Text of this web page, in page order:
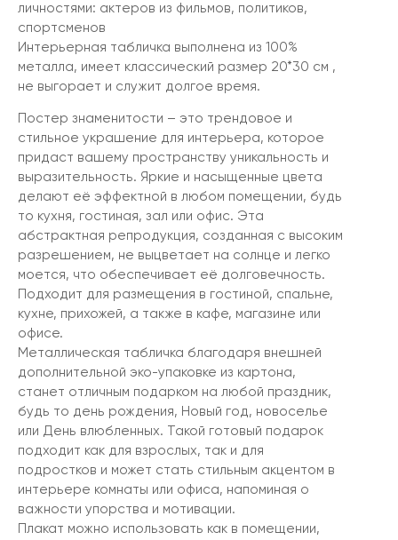
личностями: актеров из фильмов, политиков,
спортсменов
Интерьерная табличка выполнена из 100%
металла, имеет классический размер 20*30 см ,
не выгорает и служит долгое время.
Постер знаменитости – это трендовое и
стильное украшение для интерьера, которое
придаст вашему пространству уникальность и
выразительность. Яркие и насыщенные цвета
делают её эффектной в любом помещении, будь
то кухня, гостиная, зал или офис. Эта
абстрактная репродукция, созданная с высоким
разрешением, не выцветает на солнце и легко
моется, что обеспечивает её долговечность.
Подходит для размещения в гостиной, спальне,
кухне, прихожей, а также в кафе, магазине или
офисе.
Металлическая табличка благодаря внешней
дополнительной эко-упаковке из картона,
станет отличным подарком на любой праздник,
будь то день рождения, Новый год, новоселье
или День влюбленных. Такой готовый подарок
подходит как для взрослых, так и для
подростков и может стать стильным акцентом в
интерьере комнаты или офиса, напоминая о
важности упорства и мотивации.
Плакат можно использовать как в помещении,